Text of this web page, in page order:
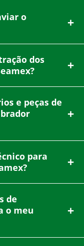
o
dos
e peças de
para
de
o meu